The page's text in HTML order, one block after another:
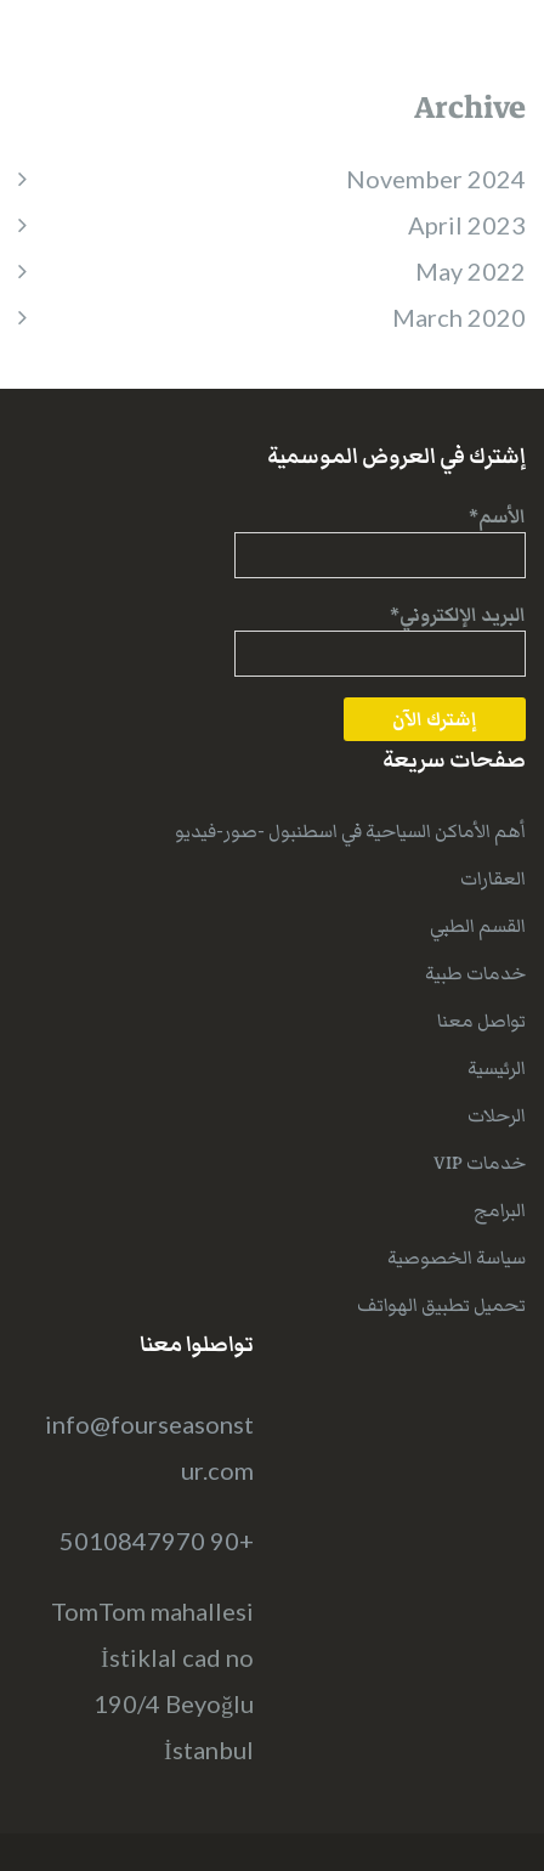
Archive
November 2024
April 2023
May 2022
March 2020
إشترك في العروض الموسمية
الأسم*
البريد الإلكتروني*
صفحات سريعة
أهم الأماكن السياحية في اسطنبول -صور-فيديو
العقارات
القسم الطبي
خدمات طبية
تواصل معنا
الرئيسية
الرحلات
خدمات VIP
البرامج
سياسة الخصوصية
تحميل تطبيق الهواتف
تواصلوا معنا
info@fourseasonst
ur.com
+90 5010847970
TomTom mahallesi
İstiklal cad no
190/4 Beyoğlu
İstanbul